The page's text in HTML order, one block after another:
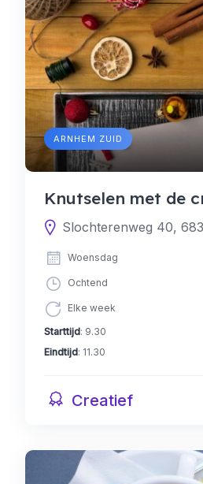
ARNHEM ZUID
Knutselen met de
Woensdag
Ochtend
Elke week
Starttijd: 9.30
Eindtijd: 11.30
Creatief